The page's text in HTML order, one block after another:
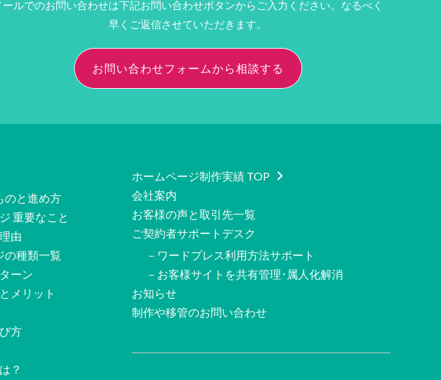
ールでのお問い合わせは下記お問い合わせボタンからご入力ください。なるべく
早くご返信させていただきます。
お問い合わせフォームから相談する
のと進め方
重要なこと
由
の種類一覧
ーン
メリット
方
？
ホームページ制作実績 TOP
会社案内
お客様の声と取引先一覧
ご契約者サポートデスク
－ワードプレス利用方法サポート
－お客様サイトを共有管理･属人化解消
お知らせ
制作や移管のお問い合わせ